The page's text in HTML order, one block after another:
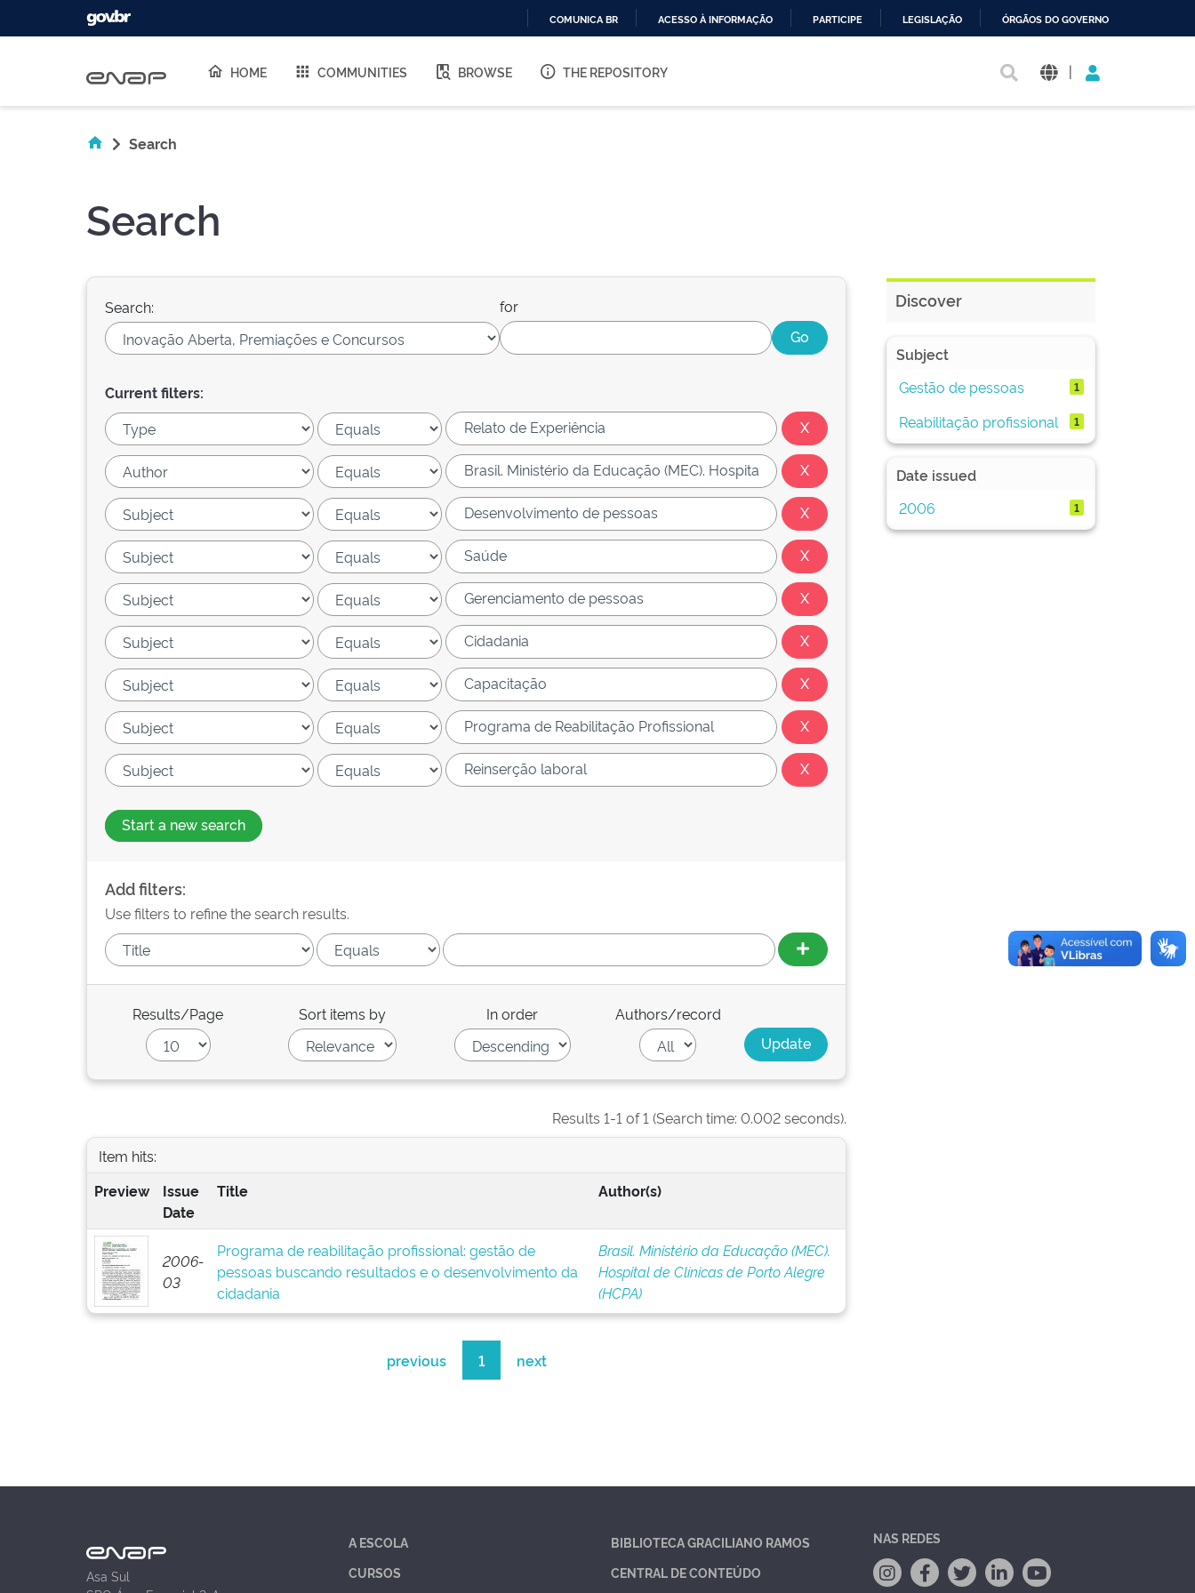
O
COMUNICA BR ACESSO À INFORMAÇÃO PARTICIPE LEGISLAÇÃO ÓRGÃOS DO GOVERNO
HOME COMMUNITIES BROWSE THE REPOSITORY |
Search
Search
Search: for
Current filters:
Start a new search
Add filters:
Use filters to refine the search results.
Results/Page Sort items by In order Authors/record
Results 1-1 of 1 (Search time: 0.002 seconds).
Item hits:
Preview
Issue
Date
Title Author(s)
2006-
03
Programa de reabilitação profissional: gestão de
pessoas buscando resultados e o desenvolvimento da
cidadania
Brasil. Ministério da Educação (MEC).
Hospital de Clínicas de Porto Alegre
(HCPA)
previous 1 next
Discover
Subject
Gestão de pessoas
1
Reabilitação profissional 1
Date issued
2006
1
Asa Sul
A ESCOLA
CURSOS
BIBLIOTECA GRACILIANO RAMOS
CENTRAL DE CONTEÚDO
NAS REDES